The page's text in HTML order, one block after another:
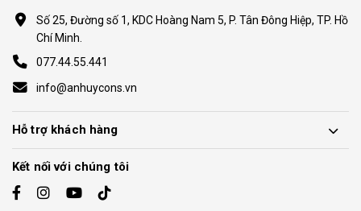
Số 25, Đường số 1, KDC Hoàng Nam 5, P. Tân Đông Hiệp, TP. Hồ
Chí Minh.
077.44.55.441
info@anhuycons.vn
Hỗ trợ khách hàng
Kết nối với chúng tôi